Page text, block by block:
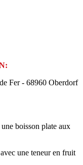
Fer - 68960 Oberdorf
boisson plate aux
une teneur en fruit